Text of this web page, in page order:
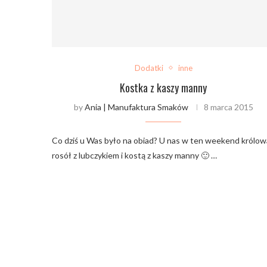
Dodatki inne
Kostka z kaszy manny
byAnia | Manufaktura Smaków 8 marca 2015
Co dziś u Was było na obiad? U nas w ten weekend
rosół z lubczykiem i kostą z kaszy manny 🙂 …